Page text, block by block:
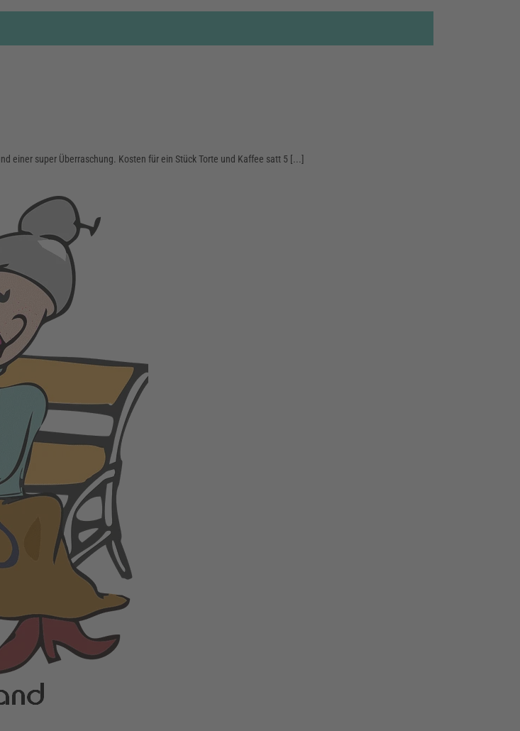
einer super Überraschung. Kosten für ein Stück Torte und Kaffee satt 5 [...]